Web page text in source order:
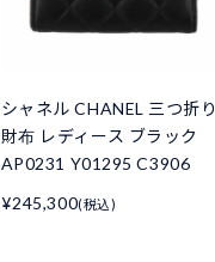
シャネル CHANEL 三つ折り
財布 レディース ブラック
AP0231 Y01295 C3906
¥245,300(税込)